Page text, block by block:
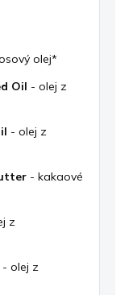
olej*
Oil - olej z
- olej z
- kakaové
z
- olej z